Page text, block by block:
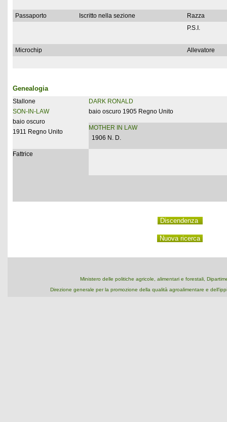
Passaporto Iscritto nella sezione
Razza
P.S.I.
Microchip Allevatore
Genealogia
Stallone
SON-IN-LAW
baio oscuro
1911 Regno Unito
DARK RONALD
baio oscuro 1905 Regno Unito
MOTHER IN LAW
1906 N. D.
Fattrice
Ministero delle politiche agricole, alimentari e forestali,
Direzione generale per la promozione della qualità agroalimentare e